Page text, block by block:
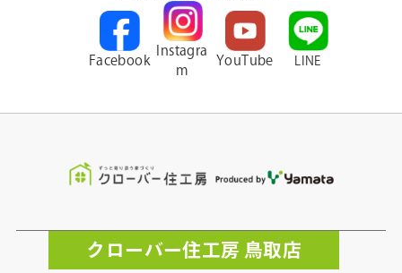
Facebook
Instagra
m
YouTube LINE
クローバー住工房 鳥取店